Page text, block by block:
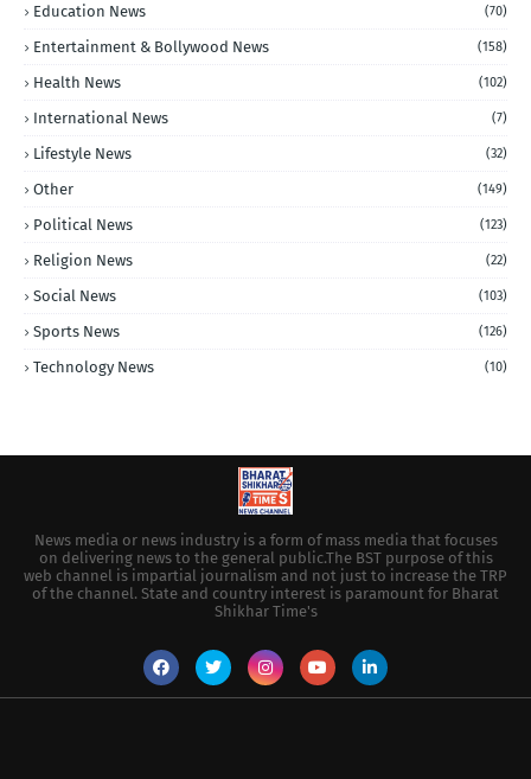
Education News (70)
Entertainment & Bollywood News (158)
Health News (102)
International News (7)
Lifestyle News (32)
Other (149)
Political News (123)
Religion News (22)
Social News (103)
Sports News (126)
Technology News (10)
News media or news industry is a form of mass media that focuses
on delivering news to the general public.The BST purpose of this
web channel is impartial journalism and not just to increase the TRP
of the channel. State and country interest is paramount for Bharat
Shikhar Time's